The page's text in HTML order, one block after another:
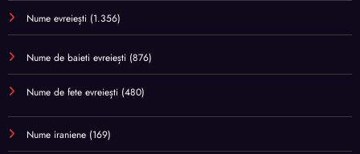
Nume evreiești (1.356)
Nume de baieti evreiești (876)
Nume de fete evreiești (480)
Nume iraniene (169)